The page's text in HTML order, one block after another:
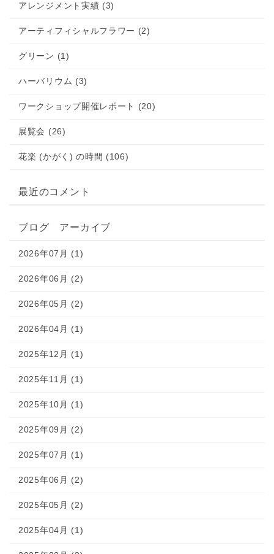
アレンジメント実績 (3)
アーティフィシャルフラワー (2)
グリーン (1)
ハーバリウム (3)
ワークショップ開催レポート (20)
展覧会 (26)
花楽 (かがく) の時間 (106)
最近のコメント
ブログ アーカイブ
2026年07月 (1)
2026年06月 (2)
2026年05月 (2)
2026年04月 (1)
2025年12月 (1)
2025年11月 (1)
2025年10月 (1)
2025年09月 (2)
2025年07月 (1)
2025年06月 (2)
2025年05月 (2)
2025年04月 (1)